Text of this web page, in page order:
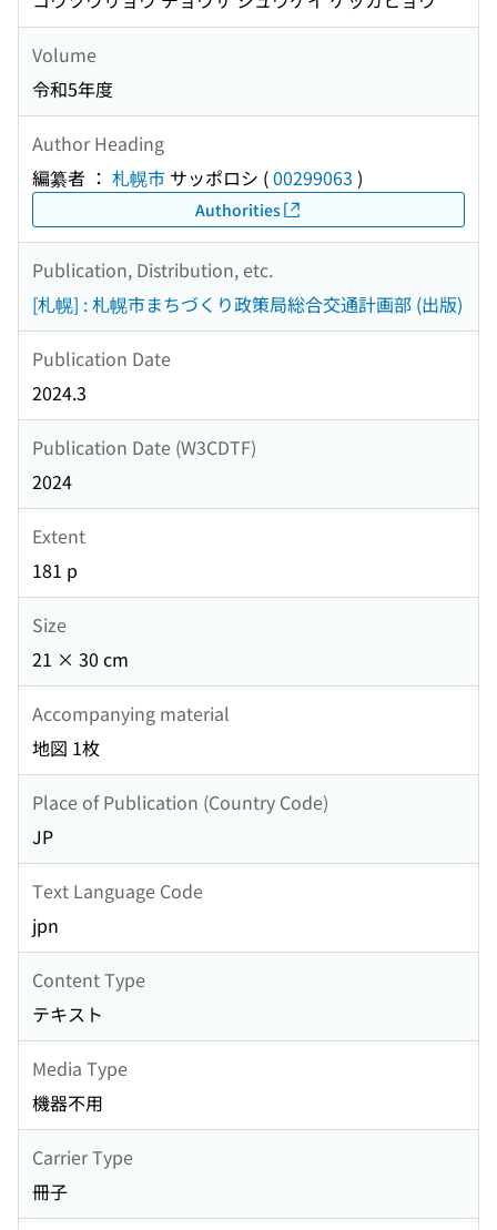
Volume
令和5年度
Author Heading
編纂者 ： 札幌市 サッポロシ (00299063 )
Authorities
Publication, Distribution, etc.
[札幌] : 札幌市まちづくり政策局総合交通計画部 (出版)
Publication Date
2024.3
Publication Date (W3CDTF)
2024
Extent
181 p
Size
21 × 30 cm
Accompanying material
地図 1枚
Place of Publication (Country Code)
JP
Text Language Code
jpn
Content Type
テキスト
Media Type
機器不用
Carrier Type
冊子